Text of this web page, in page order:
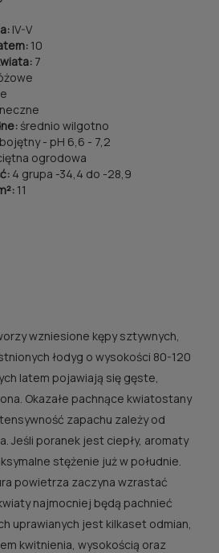
IV-V
10
7
średnio wilgotno
- pH 6,6 - 7,2
ogrodowa
4 grupa -34,4 do -28,9
11
wzniesione kępy sztywnych,
łodyg o wysokości 80-120
latem pojawiają się gęste,
Okazałe pachnące kwiatostany
zapachu zależy od
Jeśli poranek jest ciepły, aromaty
stężenie już w południe.
powietrza zaczyna wzrastać
najmocniej będą pachnieć
uprawianych jest kilkaset odmian,
kwitnienia, wysokością oraz